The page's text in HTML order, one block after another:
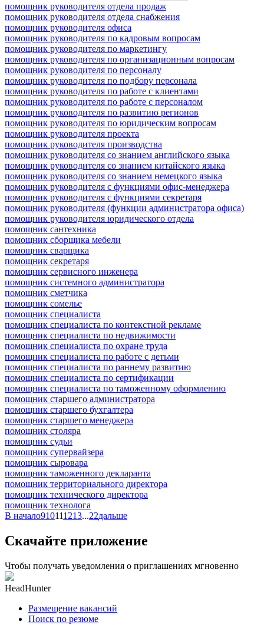
помощник руководителя отдела продаж
помощник руководителя отдела снабжения
помощник руководителя офиса
помощник руководителя по кадровым вопросам
помощник руководителя по маркетингу
помощник руководителя по организационным вопросам
помощник руководителя по персоналу
помощник руководителя по подбору персонала
помощник руководителя по работе с клиентами
помощник руководителя по работе с персоналом
помощник руководителя по развитию регионов
помощник руководителя по юридическим вопросам
помощник руководителя проекта
помощник руководителя производства
помощник руководителя со знанием английского языка
помощник руководителя со знанием китайского языка
помощник руководителя со знанием немецкого языка
помощник руководителя с функциями офис-менеджера
помощник руководителя с функциями секретаря
помощник руководителя (функции администратора офиса)
помощник руководителя юридического отдела
помощник сантехника
помощник сборщика мебели
помощник сварщика
помощник секретаря
помощник сервисного инженера
помощник системного администратора
помощник сметчика
помощник сомелье
помощник специалиста
помощник специалиста по контекстной рекламе
помощник специалиста по недвижимости
помощник специалиста по охране труда
помощник специалиста по работе с детьми
помощник специалиста по раннему развитию
помощник специалиста по сертификации
помощник специалиста по таможенному оформлению
помощник старшего администратора
помощник старшего бухгалтера
помощник старшего менеджера
помощник столяра
помощник судьи
помощник супервайзера
помощник сыровара
помощник таможенного декларанта
помощник территориального директора
помощник технического директора
помощник технолога
В начало910111213...22дальше
Скачайте приложение
Чтобы получать уведомления о приглашениях мгновенно
HeadHunter
Размещение вакансий
Поиск по резюме